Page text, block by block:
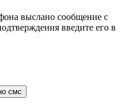
выслано сообщение с
введите его в